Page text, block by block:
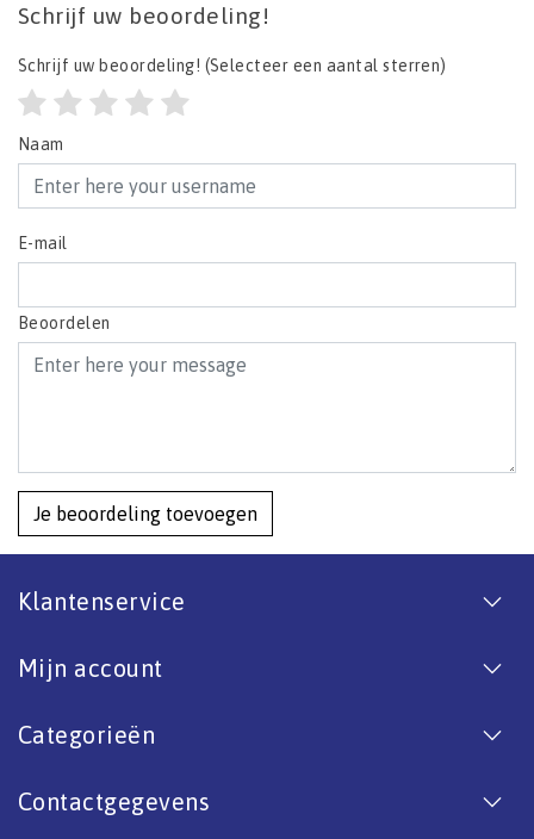
Schrijf uw beoordeling!
Schrijf uw beoordeling! (Selecteer een aantal sterren)
Naam
E-mail
Beoordelen
Je beoordeling toevoegen
Klantenservice
Mijn account
Categorieën
Contactgegevens